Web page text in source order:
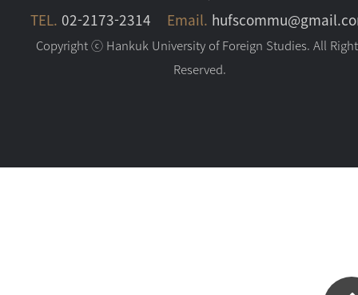
TEL. 02-2173-2314 Email.
Copyright ⓒ Hankuk University of Foreign Studies. All
Reserved.